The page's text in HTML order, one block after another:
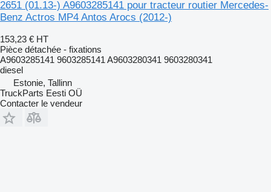
2651 (01.13-) A9603285141 pour tracteur routier Mercedes-
Benz Actros MP4 Antos Arocs (2012-)
153,23 € HT
Pièce détachée - fixations
A9603285141 9603285141 A9603280341 9603280341
diesel
Estonie, Tallinn
TruckParts Eesti OÜ
Contacter le vendeur